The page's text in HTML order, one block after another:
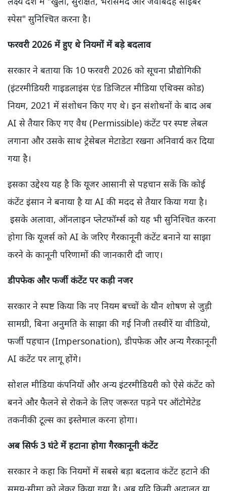
स्पेस" सुनिश्चित करना है।
फरवरी 2026 में हुए थे नियमों में बड़े बदलाव
सरकार ने बताया कि 10 फरवरी 2026 को सूचना प्रौद्योगिकी
(इंटरमीडियरी गाइडलाइंस एंड डिजिटल मीडिया एथिक्स कोड)
नियम, 2021 में संशोधन किए गए थे। इन संशोधनों के बाद अब
AI से तैयार किए गए वैध (Permissible) कंटेंट पर स्पष्ट लेबल
लगाना और उसके साथ ट्रेसेबल मेटाडेटा रखना अनिवार्य कर दिया
गया है।
इसका उद्देश्य यह है कि यूजर आसानी से पहचान सकें कि कोई
कंटेंट इंसान ने बनाया है या AI की मदद से तैयार किया गया है।
इसके अलावा, ऑनलाइन प्लेटफॉर्म्स को यह भी सुनिश्चित करना
होगा कि यूजर्स को AI के जरिए गैरकानूनी कंटेंट बनाने या साझा
करने के कानूनी परिणामों की जानकारी दी जाए।
डीपफेक और फर्जी कंटेंट पर कड़ी नजर
सरकार ने स्पष्ट किया कि नए नियम बच्चों के यौन शोषण से जुड़ी
सामग्री, बिना अनुमति के साझा की गई निजी तस्वीरें या वीडियो,
फर्जी पहचान (Impersonation), डीपफेक और अन्य गैरकानूनी
AI कंटेंट पर लागू होंगे।
सोशल मीडिया कंपनियों और अन्य इंटरमीडियरी को ऐसे कंटेंट को
बनने और फैलने से रोकने के लिए जरूरत पड़ने पर ऑटोमेटेड
तकनीकी टूल्स का इस्तेमाल करना होगा।
अब सिर्फ 3 घंटे में हटाना होगा गैरकानूनी कंटेंट
सरकार ने कहा कि नियमों में सबसे बड़ा बदलाव कंटेंट हटाने की
समय-सीमा को लेकर किया गया है। अब यदि किसी अदालत या